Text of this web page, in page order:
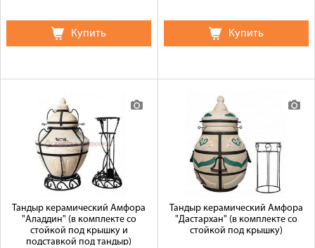
Купить Купить
Тандыр керамический Амфора
"Аладдин" (в комплекте со
стойкой под крышку и
подставкой под тандыр)
Тандыр керамический Амфора
"Дастархан" (в комплекте со
стойкой под крышку)